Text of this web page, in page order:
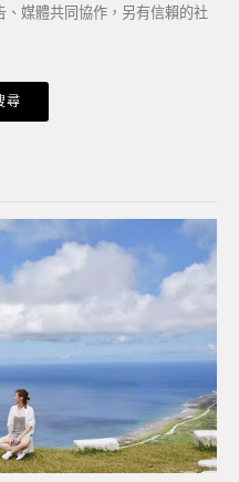
、媒體共同協作，另有信賴的社